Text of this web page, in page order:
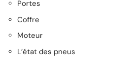
Portes
Coffre
Moteur
L’état des pneus